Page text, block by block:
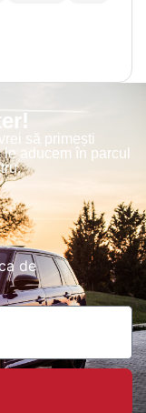
să primești
aducem în parcul
de